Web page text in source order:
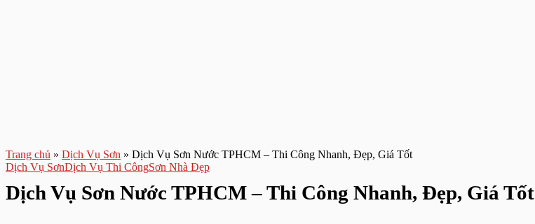
Trang chủ » Dịch Vụ Sơn » Dịch Vụ Sơn Nước TPHCM – Thi Công Nhanh, Đẹp, Giá Tốt
Dịch Vụ SơnDịch Vụ Thi CôngSơn Nhà Đẹp
Dịch Vụ Sơn Nước TPHCM – Thi Công Nhanh, Đẹp, Giá Tốt